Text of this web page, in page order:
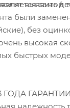
самой
выявить
были
без
высокая
быстрых
надежность